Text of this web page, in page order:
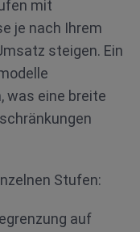
mit
je nach Ihrem
steigen. Ein
was eine breite
Stufen:
auf